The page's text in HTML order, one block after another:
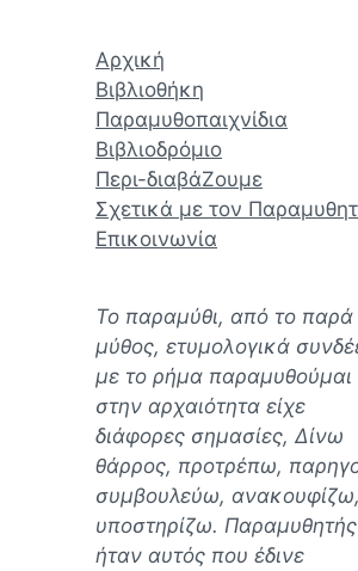
Αρχική
Βιβλιοθήκη
Παραμυθοπαιχνίδια
Βιβλιοδρόμιο
Περι-διαβάΖουμε
Σχετικά με τον
Επικοινωνία
Το παραμύθι, από το παρά
μύθος, ετυμολογικά
με το ρήμα παραμυθούμαι
στην αρχαιότητα είχε
διάφορες σημασίες, Δίνω
θάρρος, προτρέπω,
συμβουλεύω, ανακουφίζω,
υποστηρίζω. Παραμυθητής
ήταν αυτός που έδινε